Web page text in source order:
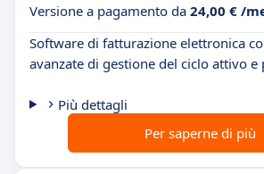
Versione a pagamento da 24,00 € /
Software di fatturazione elettronica
avanzate di gestione del ciclo attivo e
Più dettagli
Per saperne di più